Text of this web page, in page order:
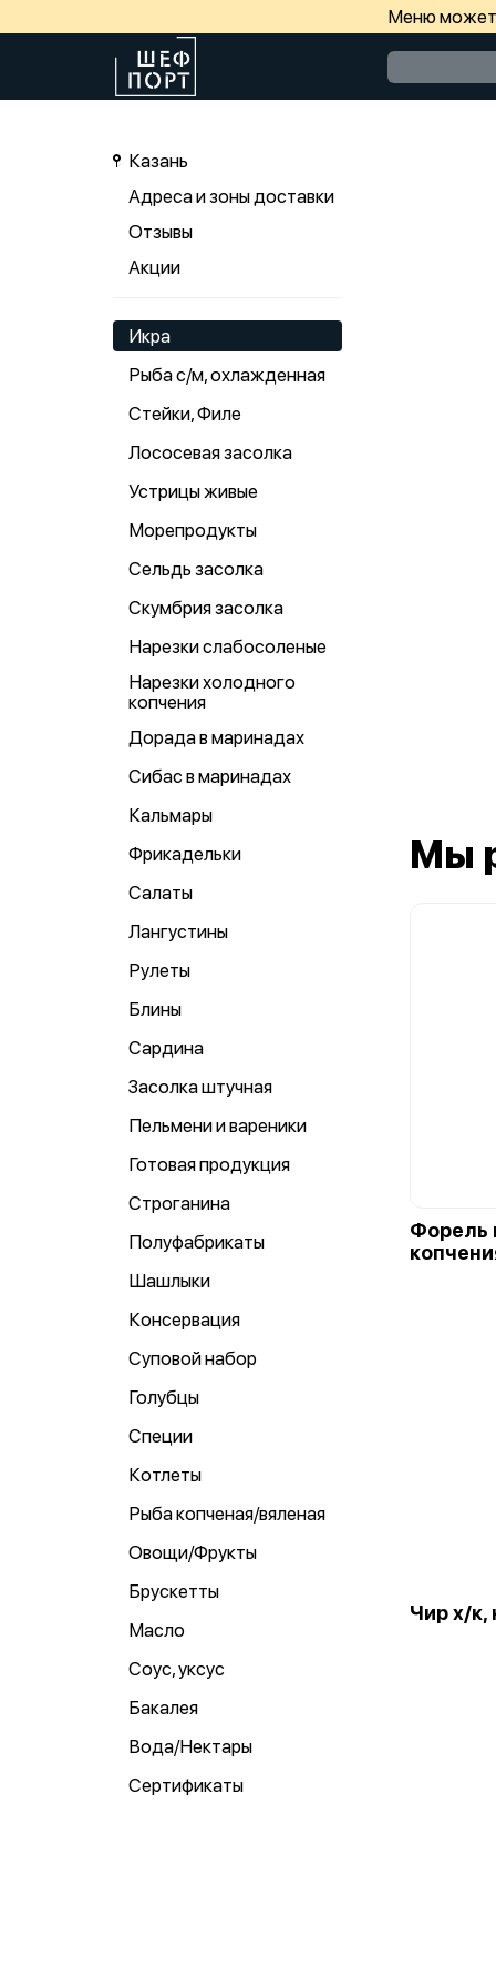
Меню может
Казань
Адреса и зоны доставки
Отзывы
Акции
Икра
Рыба с/м, охлажденная
Стейки, Филе
Лососевая засолка
Устрицы живые
Морепродукты
Сельдь засолка
Скумбрия засолка
Нарезки слабосоленые
Нарезки холодного
копчения
Дорада в маринадах
Сибас в маринадах
Кальмары
Фрикадельки
Салаты
Лангустины
Рулеты
Блины
Сардина
Засолка штучная
Пельмени и вареники
Готовая продукция
Строганина
Полуфабрикаты
Шашлыки
Консервация
Суповой набор
Голубцы
Специи
Котлеты
Рыба копченая/вяленая
Овощи/Фрукты
Брускетты
Масло
Соус, уксус
Бакалея
Вода/Нектары
Сертификаты
Мы
Форель
Чир х/к,